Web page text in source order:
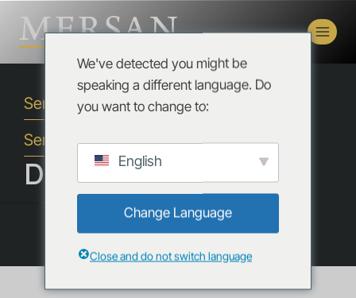
Servicios
Services
Derecho Laboral
We've detected you might be
speaking a different language. Do
you want to change to:
English
Change Language
Close and do not switch language